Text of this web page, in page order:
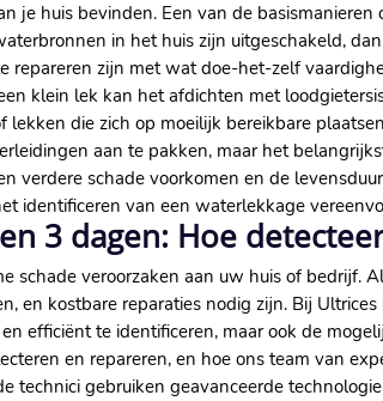
je huis bevinden. Een van de
in het huis zijn uitgeschakeld,
repareren zijn met wat doe-het-zelf
klein lek kan het afdichten met
lekken die zich op moeilijk bereikbare
aan te pakken, maar het
verdere schade voorkomen en de
identificeren van een waterlekkage
3 dagen: Hoe
schade veroorzaken aan uw huis of bedrijf.
en kostbare reparaties nodig zijn. Bij
efficiënt te identificeren, maar ook de
en repareren, en hoe ons team van
technici gebruiken geavanceerde